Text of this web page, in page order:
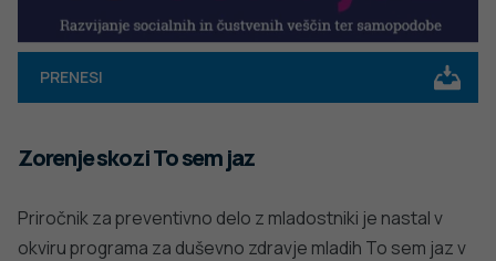
PRENESI
Zorenje skozi To sem jaz
Priročnik za preventivno delo z mladostniki je nastal v
okviru programa za duševno zdravje mladih To sem jaz v